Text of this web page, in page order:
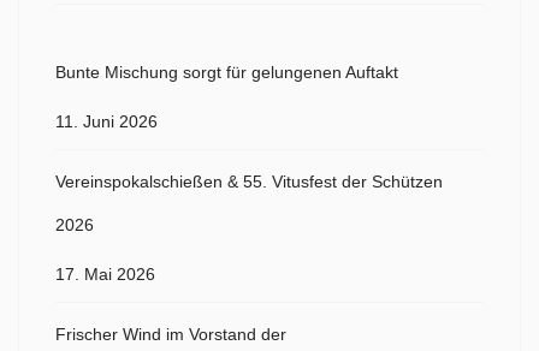
Bunte Mischung sorgt für gelungenen Auftakt
11. Juni 2026
Vereinspokalschießen & 55. Vitusfest der Schützen
2026
17. Mai 2026
Frischer Wind im Vorstand der